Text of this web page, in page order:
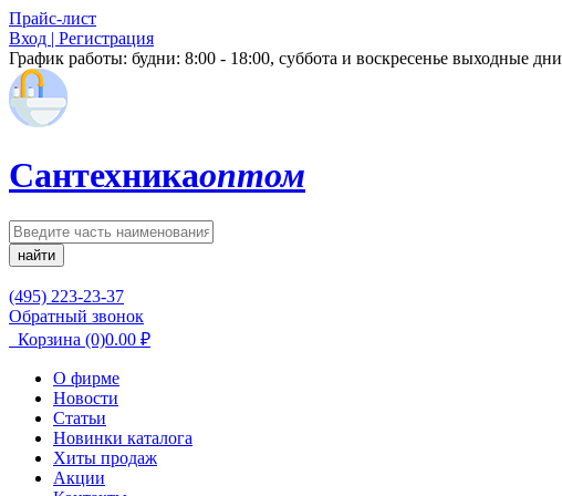
Прайс-лист
Вход | Регистрация
График работы: будни: 8:00 - 18:00, суббота и воскресенье выходные дни
Сантехникаоптом
найти
(495) 223-23-37
Обратный звонок
Корзина (0)0.00 ₽
О фирме
Новости
Статьи
Новинки каталога
Хиты продаж
Акции